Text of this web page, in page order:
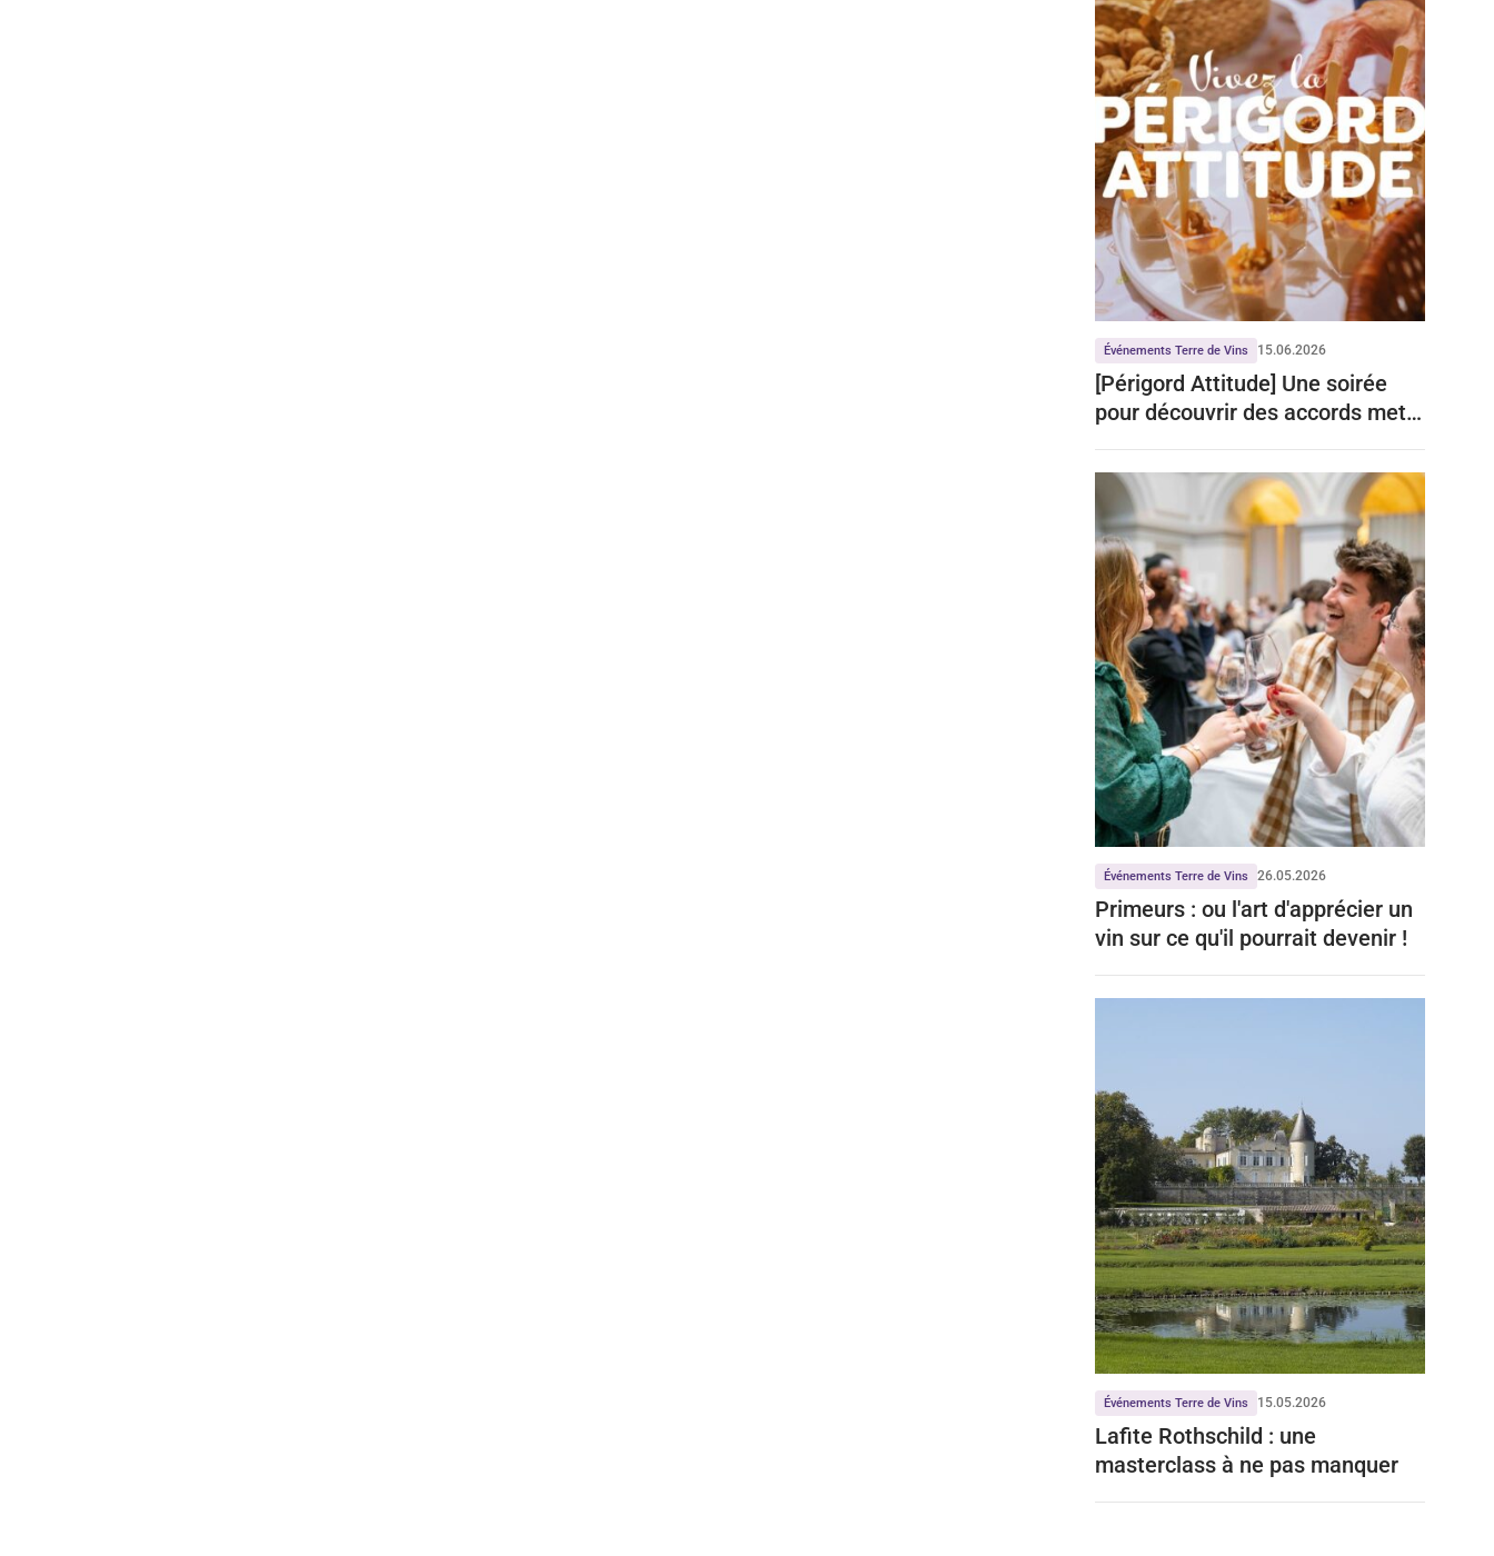
Événements Terre de Vins 15.06.2026
[Périgord Attitude] Une soirée
pour découvrir des accords mets-
Événements Terre de Vins 26.05.2026
Primeurs : ou l'art d'apprécier un
vin sur ce qu'il pourrait devenir !
Événements Terre de Vins 15.05.2026
Lafite Rothschild : une
masterclass à ne pas manquer